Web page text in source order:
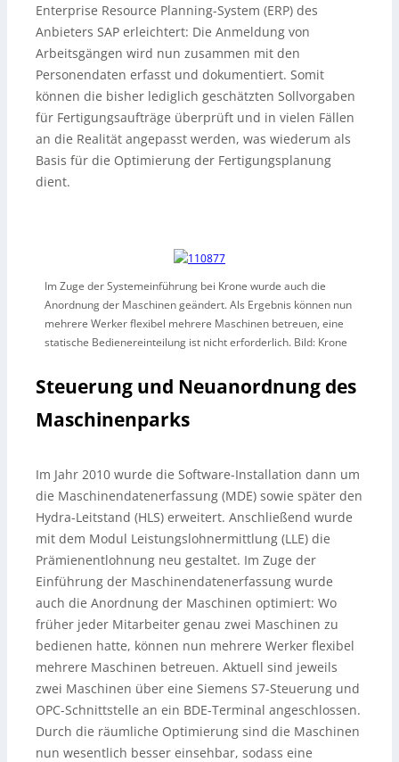
Enterprise Resource Planning-System (ERP) des
Anbieters SAP erleichtert: Die Anmeldung von
Arbeitsgängen wird nun zusammen mit den
Personendaten erfasst und dokumentiert. Somit
können die bisher lediglich geschätzten Sollvorgaben
für Fertigungsaufträge überprüft und in vielen Fällen
an die Realität angepasst werden, was wiederum als
Basis für die Optimierung der Fertigungsplanung
dient.
Im Zuge der Systemeinführung bei Krone wurde auch die
Anordnung der Maschinen geändert. Als Ergebnis können nun
mehrere Werker flexibel mehrere Maschinen betreuen, eine
statische Bedienereinteilung ist nicht erforderlich. Bild: Krone
Steuerung und Neuanordnung des
Maschinenparks
Im Jahr 2010 wurde die Software-Installation dann um
die Maschinendatenerfassung (MDE) sowie später den
Hydra-Leitstand (HLS) erweitert. Anschließend wurde
mit dem Modul Leistungslohnermittlung (LLE) die
Prämienentlohnung neu gestaltet. Im Zuge der
Einführung der Maschinendatenerfassung wurde
auch die Anordnung der Maschinen optimiert: Wo
früher jeder Mitarbeiter genau zwei Maschinen zu
bedienen hatte, können nun mehrere Werker flexibel
mehrere Maschinen betreuen. Aktuell sind jeweils
zwei Maschinen über eine Siemens S7-Steuerung und
OPC-Schnittstelle an ein BDE-Terminal angeschlossen.
Durch die räumliche Optimierung sind die Maschinen
nun wesentlich besser einsehbar, sodass eine